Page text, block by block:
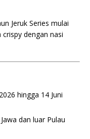
Jeruk Series mulai
dengan nasi
hingga 14 Juni
dan luar Pulau